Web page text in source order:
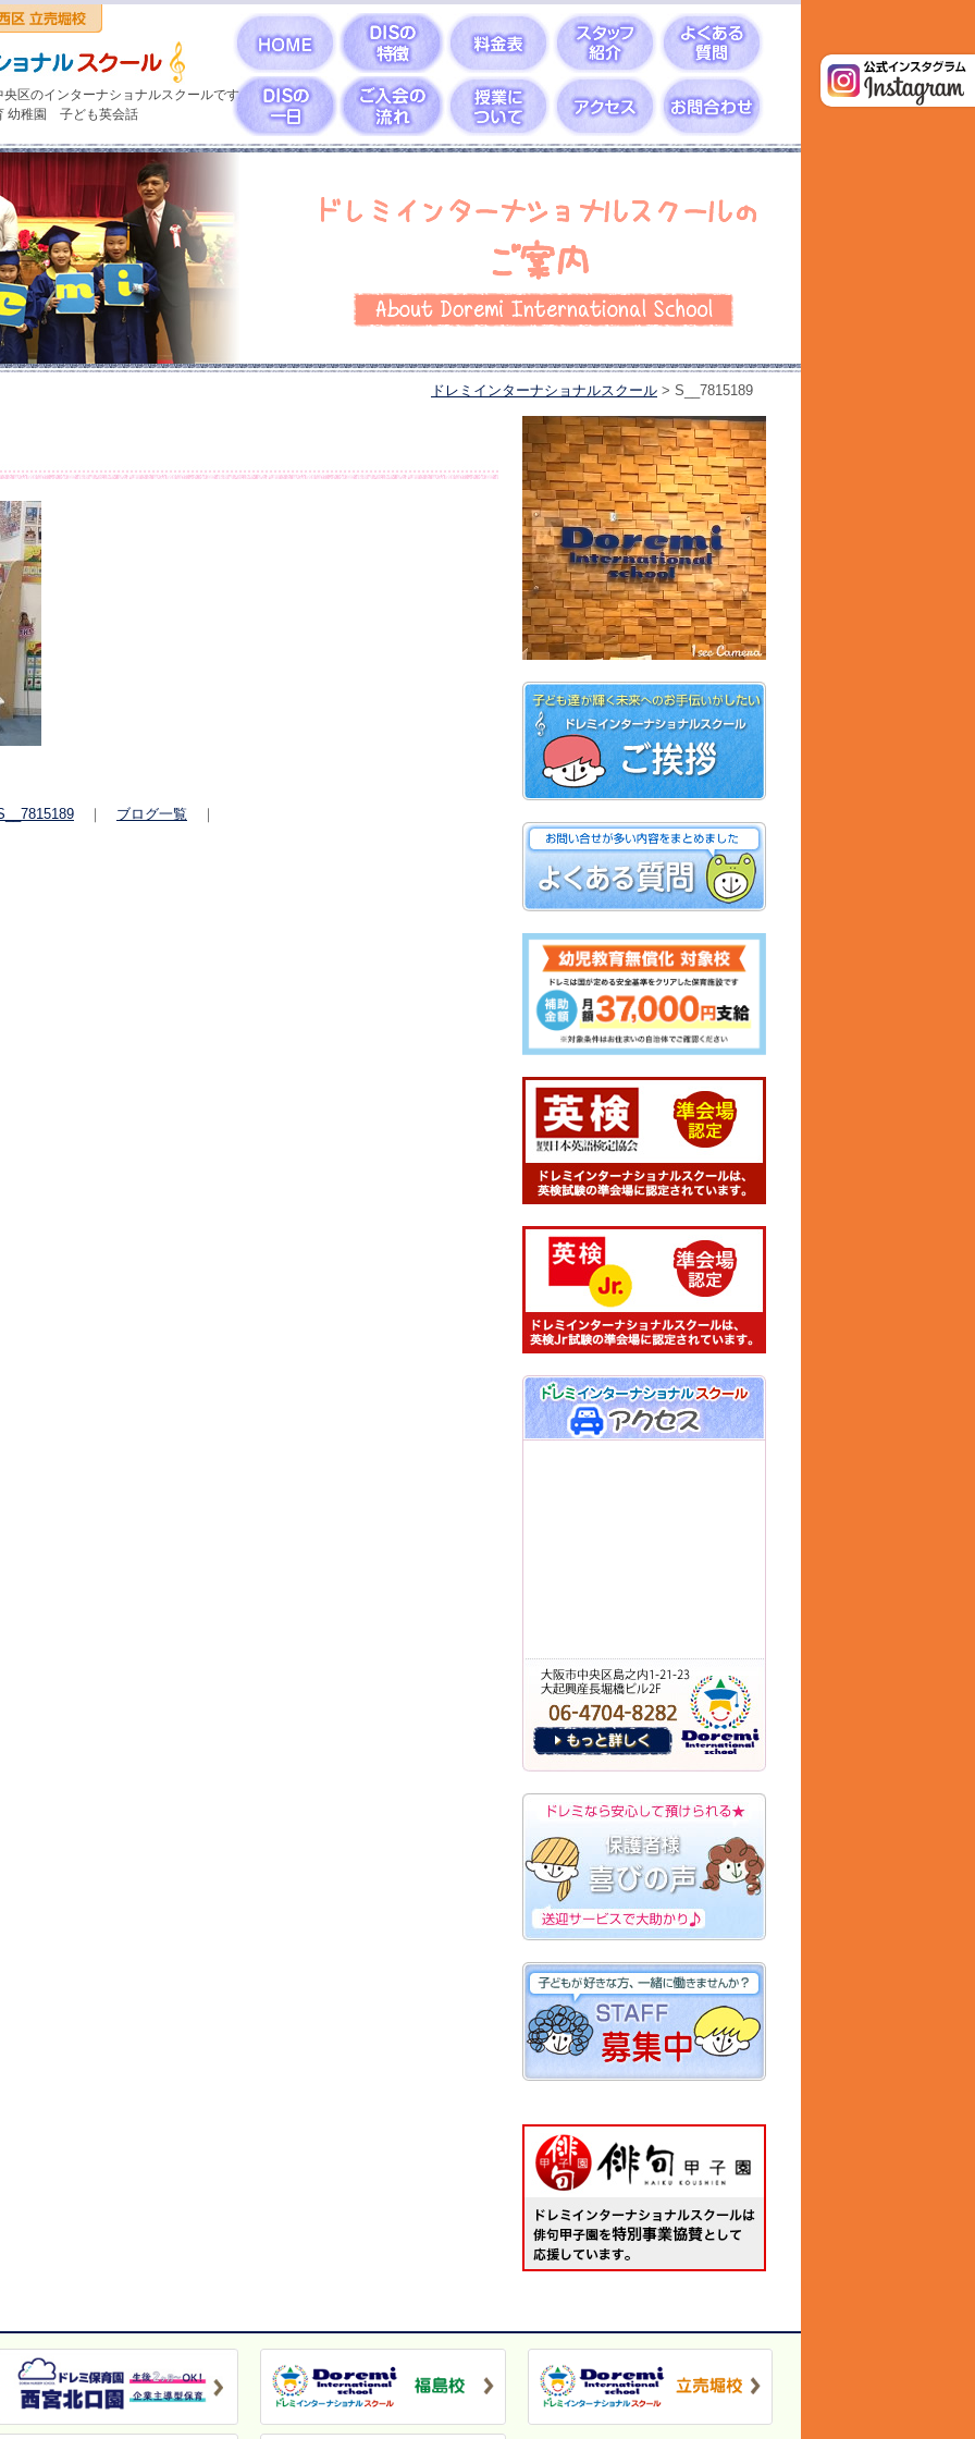
央区のインターナショナルスクールです
幼稚園 子ども英会話
ドレミインターナショナルスクール > S__7815189
｜ ブログ一覧 ｜